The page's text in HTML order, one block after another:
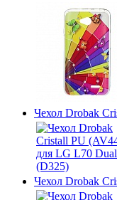
Чехол Drobak
Чехол Drobak